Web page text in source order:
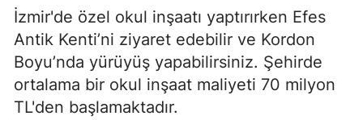
İzmir'de özel okul inşaatı yaptırırken Efes
Antik Kenti’ni ziyaret edebilir ve Kordon
Boyu’nda yürüyüş yapabilirsiniz. Şehirde
ortalama bir okul inşaat maliyeti 70 milyon
TL'den başlamaktadır.